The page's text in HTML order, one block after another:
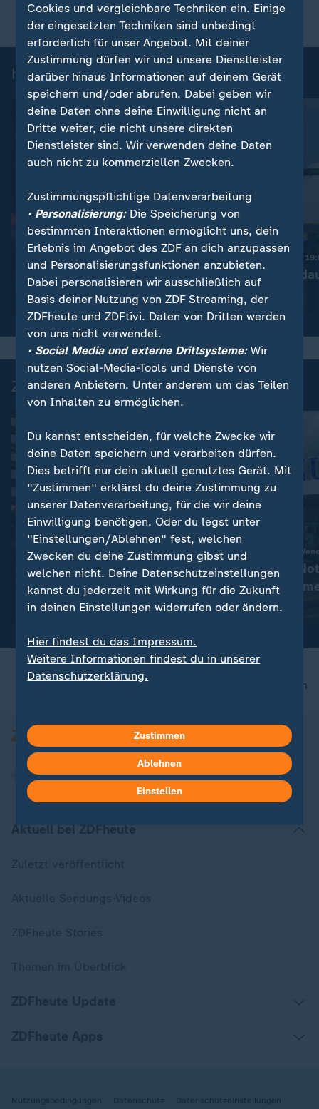
Ukraine
heute 19:00 Uhr: Einzelbeiträge
Diskussion um bessere
Drohnenabwehr
Video 1:53
Nachrichten | heute
Ermittlungen
Video1:37
Zuletzt auf ZDFheute veröffentlicht
Zwischen Trümmern und Machtkampf
Wie es in Venezuela nach den
Erdbeben weitergeht
mit Video2:13
Humanitäre Hilfe in
Helferin: Die
über die
mit Video2:13
nach oben
Aktuell bei ZDFheute
Nutzungsbedingungen Datenschutz Datenschutzeinstellungen
Cookies und vergleichbare Techniken ein. Einige
der eingesetzten Techniken sind unbedingt
erforderlich für unser Angebot. Mit deiner
Zustimmung dürfen wir und unsere Dienstleister
darüber hinaus Informationen auf deinem Gerät
speichern und/oder abrufen. Dabei geben wir
deine Daten ohne deine Einwilligung nicht an
Dritte weiter, die nicht unsere direkten
Dienstleister sind. Wir verwenden deine Daten
auch nicht zu kommerziellen Zwecken.
Zustimmungspflichtige Datenverarbeitung
• Personalisierung:Die Speicherung von
bestimmten Interaktionen ermöglicht uns, dein
Erlebnis im Angebot des ZDF an dich anzupassen
und Personalisierungsfunktionen anzubieten.
Dabei personalisieren wir ausschließlich auf
Basis deiner Nutzung von ZDF Streaming, der
ZDFheute und ZDFtivi. Daten von Dritten werden
von uns nicht verwendet.
• Social Media und externe Drittsysteme:Wir
nutzen Social-Media-Tools und Dienste von
anderen Anbietern. Unter anderem um das Teilen
von Inhalten zu ermöglichen.
Du kannst entscheiden, für welche Zwecke wir
deine Daten speichern und verarbeiten dürfen.
Dies betrifft nur dein aktuell genutztes Gerät. Mit
"Zustimmen" erklärst du deine Zustimmung zu
unserer Datenverarbeitung, für die wir deine
Einwilligung benötigen. Oder du legst unter
"Einstellungen/Ablehnen" fest, welchen
Zwecken du deine Zustimmung gibst und
welchen nicht. Deine Datenschutzeinstellungen
kannst du jederzeit mit Wirkung für die Zukunft
in deinen Einstellungen widerrufen oder ändern.
Hier findest du das Impressum.
Weitere Informationen findest du in unserer
Datenschutzerklärung.
Zustimmen
Ablehnen
Einstellen